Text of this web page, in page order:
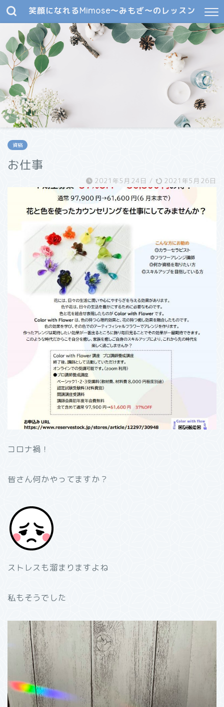
笑顔になれるMimose～みもざ～のレッスン
資格
お仕事
2021年5月24日 / 2021年5月26日
コロナ禍！
皆さん何かやってますか？
ストレスも溜まりますよね
私もそうでした